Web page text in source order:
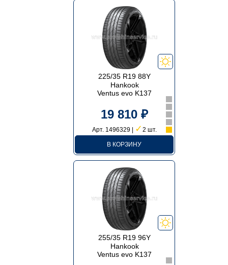
225/35 R19 88Y
Hankook
Ventus evo K137
19 810 ₽
Арт. 1496329 | ✓ 2 шт.
В КОРЗИНУ
255/35 R19 96Y
Hankook
Ventus evo K137